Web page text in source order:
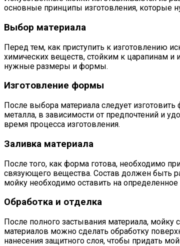
основные принципы изготовления, которые
Выбор материала
Перед тем, как приступить к изготовлению
химических веществ, стойким к царапинам и
нужные размеры и формы.
Изготовление формы
После выбора материала следует
металла, в зависимости от предпочтений и
время процесса изготовления.
Заливка материала
После того, как форма готова, необходимо
связующего вещества. Состав должен быть
мойку необходимо оставить на
Обработка и отделка
После полного застывания материала,
материалов можно сделать обработку
нанесения защитного слоя, чтобы придать